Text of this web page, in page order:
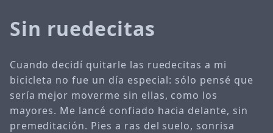
Sin ruedecitas
Cuando decidí quitarle las ruedecitas a mi
bicicleta no fue un día especial: sólo pensé que
sería mejor moverme sin ellas, como los
mayores. Me lancé confiado hacia delante, sin
premeditación. Pies a ras del suelo, sonrisa